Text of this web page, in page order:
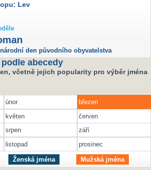
Lev
den původního obyvatelstva
abecedy
včetně jejich popularity pro výběr jména
únor
březen
květen
červen
srpen
září
listopad prosinec
Ženská jména Mužská jména